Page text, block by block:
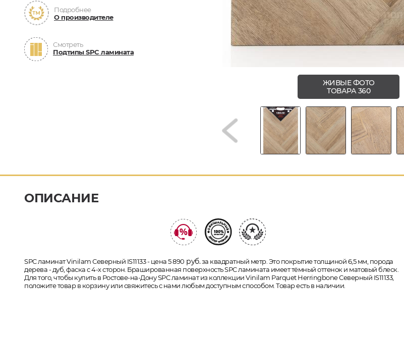
Подробнее
О производителе
Смотреть
Подтипы SPC ламината
ЖИВЫЕ ФОТО
ТОВАРА 360
ОПИСАНИЕ
SPC ламинат Vinilam Северный IS11133 - цена 5 890 руб.за квадратный метр. Это покрытие толщиной 6,5 мм, порода
дерева - дуб, фаска с 4-х сторон. Брашированная поверхность SPC ламината имеет тёмный оттенок и матовый блеск.
Для того, чтобы купить в Ростове-на-Дону SPC ламинат из коллекции Vinilam Parquet Herringbone Северный IS11133,
положите товар в корзину или свяжитесь с нами любым доступным способом. Товар есть в наличии.